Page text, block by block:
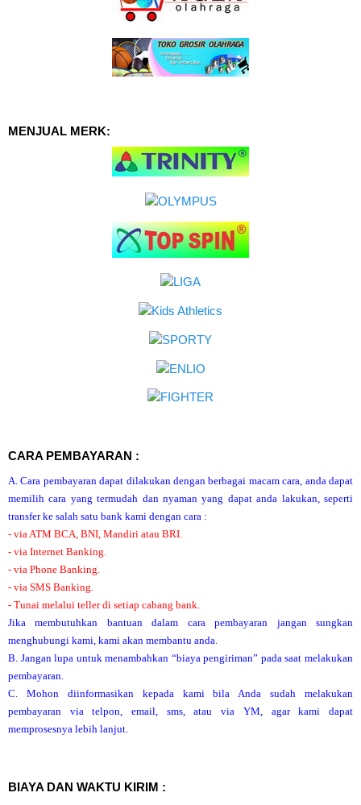
MENJUAL MERK:
CARA PEMBAYARAN :
A. Cara pembayaran dapat dilakukan dengan berbagai macam cara, anda dapat
memilih cara yang termudah dan nyaman yang dapat anda lakukan, seperti
transfer ke salah satu bank kami dengan cara :
- via ATM BCA, BNI, Mandiri atau BRI.
- via Internet Banking.
- via Phone Banking.
- via SMS Banking.
- Tunai melalui teller di setiap cabang bank.
Jika membutuhkan bantuan dalam cara pembayaran jangan sungkan
menghubungi kami, kami akan membantu anda.
B. Jangan lupa untuk menambahkan “biaya pengiriman” pada saat melakukan
pembayaran.
C. Mohon diinformasikan kepada kami bila Anda sudah melakukan
pembayaran via telpon, email, sms, atau via YM, agar kami dapat
memprosesnya lebih lanjut.
BIAYA DAN WAKTU KIRIM :